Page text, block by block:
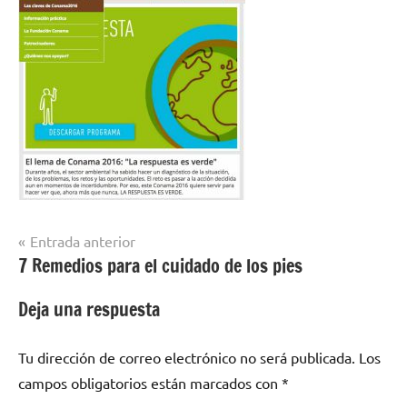
Navegación
de
entradas
Entrada anterior
7 Remedios para el cuidado de los pies
Deja una respuesta
Tu dirección de correo electrónico no será publicada. Los
campos obligatorios están marcados con *